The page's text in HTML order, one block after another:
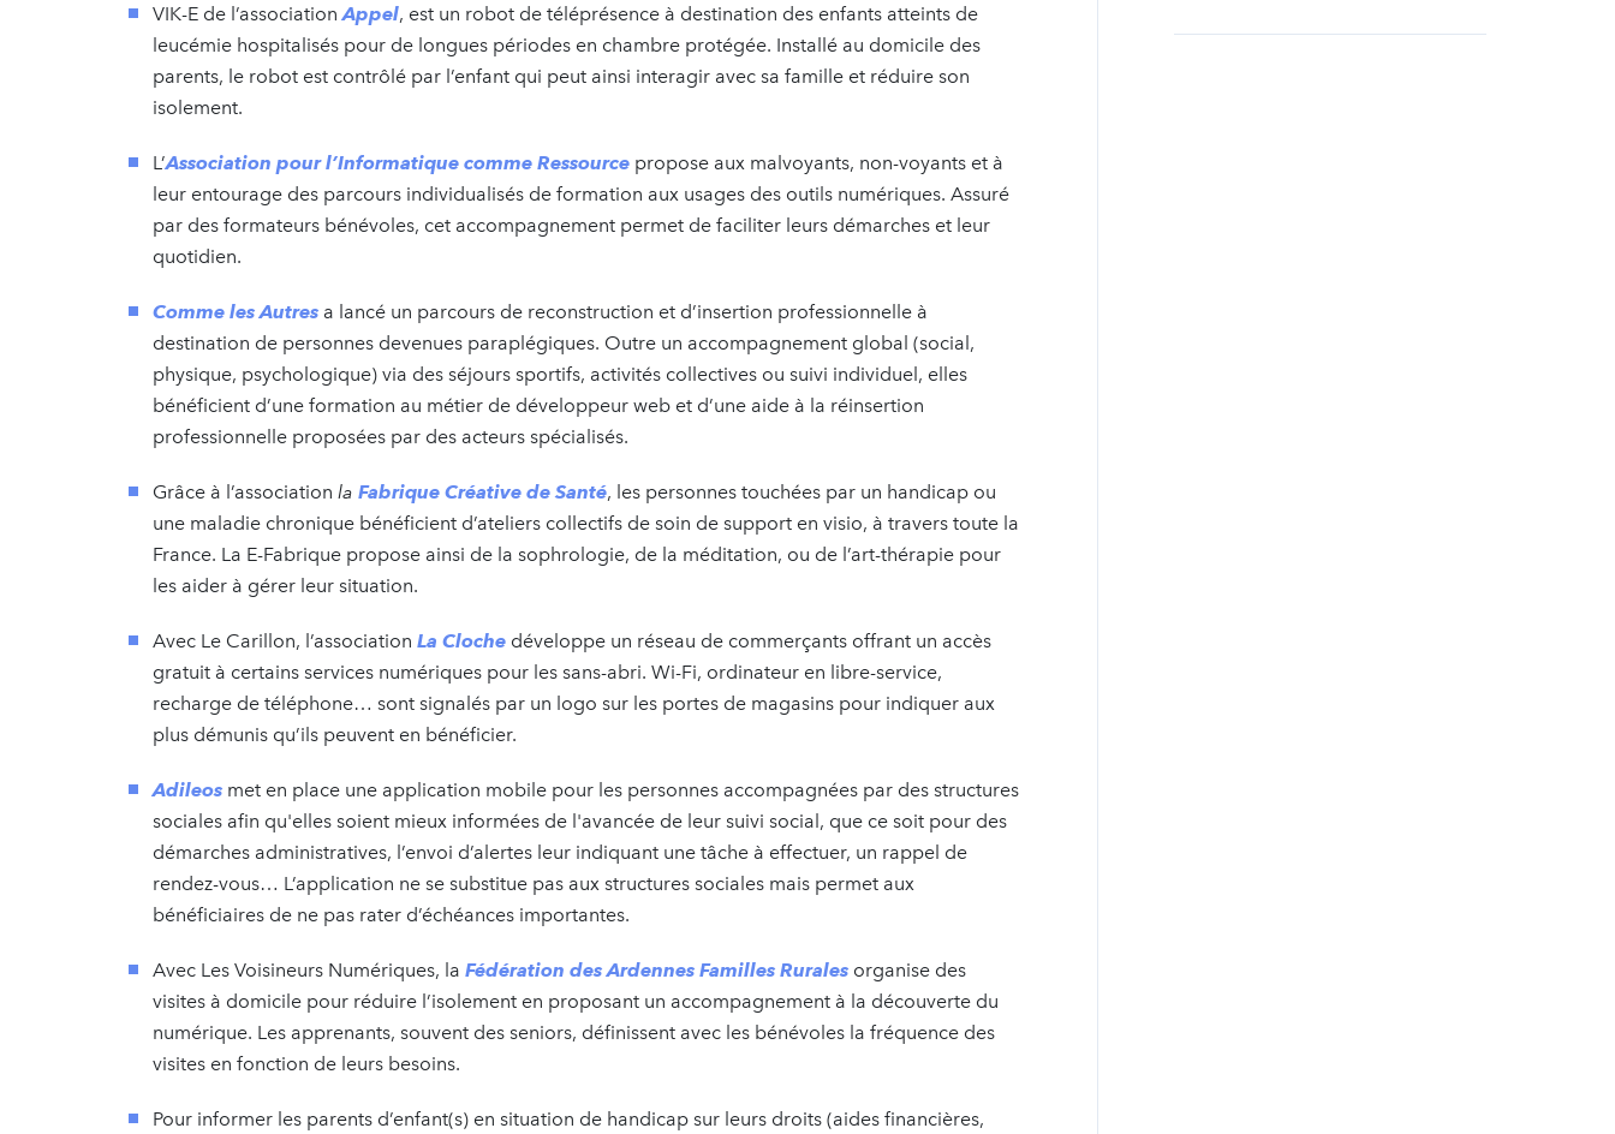
VIK-E de l’associationAppel, est un robot de téléprésence à destination des enfants atteints de
leucémie hospitalisés pour de longues périodes en chambre protégée. Installé au domicile des
parents, le robot est contrôlé par l’enfant qui peut ainsi interagir avec sa famille et réduire son
isolement.
L’Association pour l’Informatique comme Ressource propose aux malvoyants, non-voyants et à
leur entourage des parcours individualisés de formation aux usages des outils numériques. Assuré
par des formateurs bénévoles, cet accompagnement permet de faciliter leurs démarches et leur
quotidien.
Comme les Autres a lancé un parcours de reconstruction et d’insertion professionnelle à
destination de personnes devenues paraplégiques. Outre un accompagnement global (social,
physique, psychologique) via des séjours sportifs, activités collectives ou suivi individuel, elles
bénéficient d’une formation au métier de développeur web et d’une aide à la réinsertion
professionnelle proposées par des acteurs spécialisés.
Grâce à l’association la Fabrique Créative de Santé, les personnes touchées par un handicap ou
une maladie chronique bénéficient d’ateliers collectifs de soin de support en visio, à travers toute la
France. La E-Fabrique propose ainsi de la sophrologie, de la méditation, ou de l’art-thérapie pour
les aider à gérer leur situation.
Avec Le Carillon, l’association La Cloche développe un réseau de commerçants offrant un accès
gratuit à certains services numériques pour les sans-abri. Wi-Fi, ordinateur en libre-service,
recharge de téléphone… sont signalés par un logo sur les portes de magasins pour indiquer aux
plus démunis qu’ils peuvent en bénéficier.
Adileos met en place une application mobile pour les personnes accompagnées par des structures
sociales afin qu'elles soient mieux informées de l'avancée de leur suivi social, que ce soit pour des
démarches administratives, l’envoi d’alertes leur indiquant une tâche à effectuer, un rappel de
rendez-vous… L’application ne se substitue pas aux structures sociales mais permet aux
bénéficiaires de ne pas rater d’échéances importantes.
Avec Les Voisineurs Numériques, la Fédération des Ardennes Familles Rurales organise des
visites à domicile pour réduire l’isolement en proposant un accompagnement à la découverte du
numérique. Les apprenants, souvent des seniors, définissent avec les bénévoles la fréquence des
visites en fonction de leurs besoins.
Pour informer les parents d’enfant(s) en situation de handicap sur leurs droits (aides financières,